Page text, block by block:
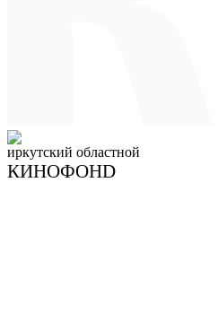
иркутский областной
КИНОФОНD